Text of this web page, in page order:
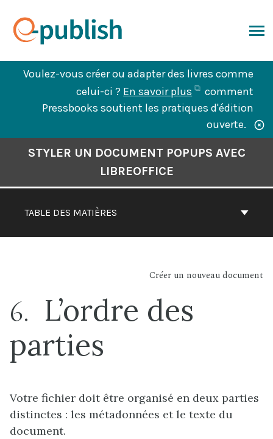
contenu
Voulez-vous créer ou adapter des livres comme
celui-ci ? En savoir plus
(ouvre
dans
un
nouvel
onglet)
comment
Pressbooks soutient les pratiques d'édition
ouverte.
TABLE DES MATIÈRES
STYLER UN DOCUMENT POPUPS AVEC
LIBREOFFICE
Créer un nouveau document
6
L’ordre des
parties
Votre fichier doit être organisé en deux parties
distinctes : les métadonnées et le texte du
document.